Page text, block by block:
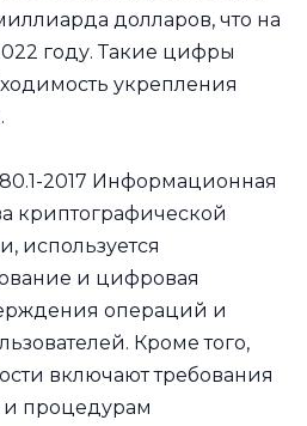
долларов, что на
году. Такие цифры
укрепления
2017 Информационная
криптографической
используется
и цифровая
операций и
Кроме того,
включают требования
процедурам